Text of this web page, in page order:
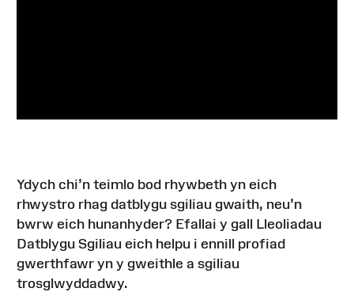
Ydych chi’n teimlo bod rhywbeth yn eich
rhwystro rhag datblygu sgiliau gwaith, neu’n
bwrw eich hunanhyder? Efallai y gall Lleoliadau
Datblygu Sgiliau eich helpu i ennill profiad
gwerthfawr yn y gweithle a sgiliau
trosglwyddadwy.